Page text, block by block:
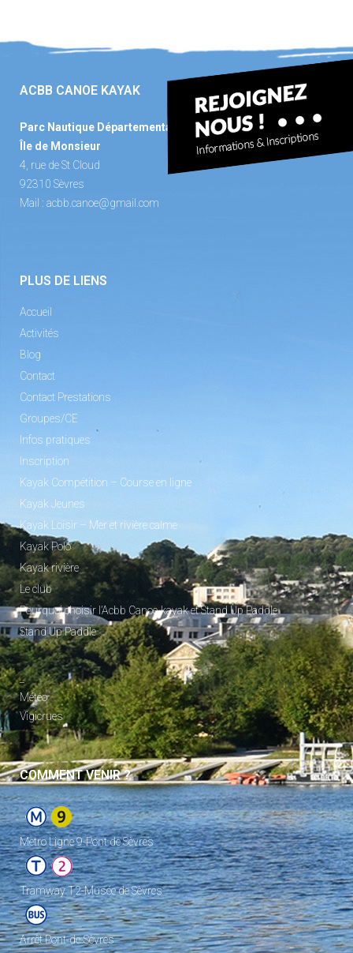
ACBB CANOE KAYAK
Parc Nautique Départemental
Île de Monsieur
4, rue de St Cloud
92310 Sèvres
Mail : acbb.canoe@gmail.com
PLUS DE LIENS
Accueil
Activités
Blog
Contact
Contact Prestations
Groupes/CE
Infos pratiques
Inscription
Kayak Compétition – Course en ligne
Kayak Jeunes
Kayak Loisir – Mer et rivière calme
Kayak Polo
Kayak rivière
Le club
Pourquoi choisir l’Acbb Canoe-kayak et Stand Up Paddle
Stand Up Paddle
_
Météo
Vigicrues
COMMENT VENIR ?
Metro Ligne 9-Pont de Sèvres
Tramway T2-Musée de Sèvres
Arrêt Pont-de-Sèvres